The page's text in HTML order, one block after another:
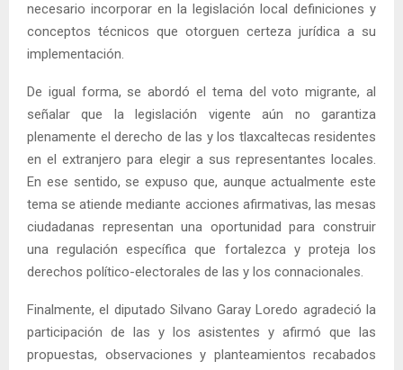
necesario incorporar en la legislación local definiciones y
conceptos técnicos que otorguen certeza jurídica a su
implementación.
De igual forma, se abordó el tema del voto migrante, al
señalar que la legislación vigente aún no garantiza
plenamente el derecho de las y los tlaxcaltecas residentes
en el extranjero para elegir a sus representantes locales.
En ese sentido, se expuso que, aunque actualmente este
tema se atiende mediante acciones afirmativas, las mesas
ciudadanas representan una oportunidad para construir
una regulación específica que fortalezca y proteja los
derechos político-electorales de las y los connacionales.
Finalmente, el diputado Silvano Garay Loredo agradeció la
participación de las y los asistentes y afirmó que las
propuestas, observaciones y planteamientos recabados